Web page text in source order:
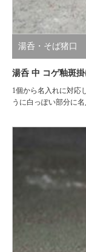
湯呑・そば猪口
湯呑 中 コゲ釉斑
1個から名入れに対応
うに白っぽい部分に